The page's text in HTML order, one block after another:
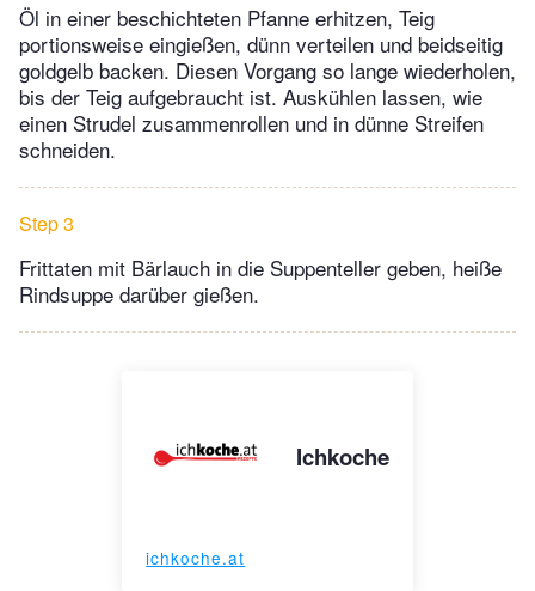
Öl in einer beschichteten Pfanne erhitzen, Teig
portionsweise eingießen, dünn verteilen und beidseitig
goldgelb backen. Diesen Vorgang so lange wiederholen,
bis der Teig aufgebraucht ist. Auskühlen lassen, wie
einen Strudel zusammenrollen und in dünne Streifen
schneiden.
Step 3
Frittaten mit Bärlauch in die Suppenteller geben, heiße
Rindsuppe darüber gießen.
Ichkoche
ichkoche.at